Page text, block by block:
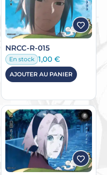
NRCC-R-015
En stock 1,00 €
AJOUTER AU PANIER